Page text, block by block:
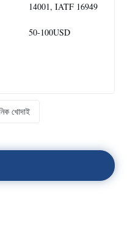
14001, IATF 16949
50-100USD
খোদাই